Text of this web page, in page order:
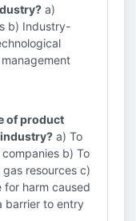
a)
b) Industry-
of product
a) To
b) To
resources c)
for harm caused
barrier to entry